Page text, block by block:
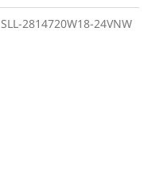
SLL-2814720W18-24VNW